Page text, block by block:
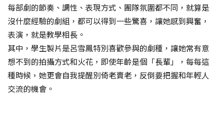
每部劇的節奏、調性、表現方式、團隊氛圍都不同，就算是
沒什麼經驗的劇組，都可以得到一些驚喜，讓她感到興奮，
表演，就是教學相長。
其中，學生製片是呂雪鳳特別喜歡參與的劇種，讓她常有意
想不到的拍攝方式和火花，即使年齡是個「長輩」，每每這
種時候，她更會自我提醒別倚老賣老，反倒要把握和年輕人
交流的機會。